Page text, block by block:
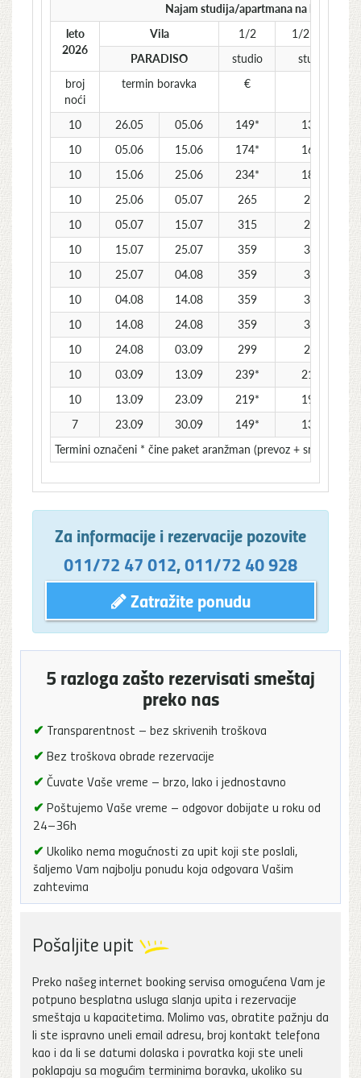
Najam studija/apartmana na bazi 10
leto
2026
Vila 1/2
1/2 ECO
PARADISO
studio
studio
broj
noći
termin boravka €
10 26.05 05.06 149*
139*
10
05.06 15.06 174*
164*
10
15.06 25.06 234*
189*
10
25.06 05.07 265
235
10
05.07 15.07 315
275
10
15.07 25.07 359
319
10
25.07 04.08 359
319
10
04.08 14.08 359
319
10
14.08 24.08 359
319
10
24.08 03.09 299
269
10
03.09 13.09 239*
219*
10
13.09 23.09 219*
199*
7
23.09 30.09 149*
139*
Termini označeni * čine paket aranžman (prevoz + smeštaj) i
Za informacije i rezervacije pozovite
011/72 47 012,011/72 40 928
Zatražite ponudu
5 razloga zašto rezervisati smeštaj
preko nas
✔ Transparentnost – bez skrivenih troškova
✔ Bez troškova obrade rezervacije
✔ Čuvate Vaše vreme – brzo, lako i jednostavno
✔ Poštujemo Vaše vreme – odgovor dobijate u roku od
24–36h
✔ Ukoliko nema mogućnosti za upit koji ste poslali,
šaljemo Vam najbolju ponudu koja odgovara Vašim
zahtevima
Pošaljite upit
Preko našeg internet booking servisa omogućena Vam je
potpuno besplatna usluga slanja upita i rezervacije
smeštaja u kapacitetima. Molimo vas, obratite pažnju da
li ste ispravno uneli email adresu, broj kontakt telefona
kao i da li se datumi dolaska i povratka koji ste uneli
poklapaju sa mogućim terminima boravka, ukoliko su